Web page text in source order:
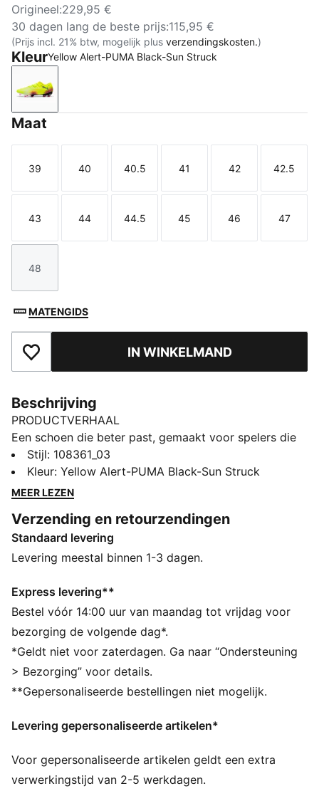
Origineel:229,95 €
30 dagen lang de beste prijs:115,95 €
(Prijs incl. 21% btw, mogelijk plus verzendingskosten.)
KleurYellow Alert-PUMA Black-Sun Struck
Yellow Alert-PUMA Black-Sun Struck
Maat
Maat
39
Maat
40
Maat
40.5
Maat
41
Maat
42
Maat
42.5
Maat
43
Maat
44
Maat
44.5
Maat
45
Maat
46
Maat
47
Maat
48
MATENGIDS
Toegevoegd aan favorietenIN WINKELMAND
Beschrijving
PRODUCTVERHAAL
Een schoen die beter past, gemaakt voor spelers die
het verschil maken. Spelmakers, laat je creativiteit de
vrije loop met FUTURE 8 ULTIMATE. Met een
nauwsluitend bovenwerk, PWRTAPE voor ultieme
wendbare bewegingen van 360 graden zijn deze
schoenen ontworpen voor spelers die klaar zijn om te
domineren. Draag ze met of zonder veters - het is
verleggen!
ALLE INS EN OUTS
Bovenwerk gemaakt van ten minste 20% gerecyclede
materialen
PASVORM #1: Een zeer elastische basislaag op het
bovenwerk in combinatie met extra rekbaar breisel
dat als een tweede huid aanvoelt en zich dynamisch
PASVORM #2: Fuzionpods op het bovenwerk
beperken
PASVORM #3: PWRTAPE over de middenvoet voor
Stijl: 108361_03
Kleur: Yellow Alert-PUMA Black-Sun Struck
MEER LEZEN
Verzending en retourzendingen
Standaard levering
Levering meestal binnen 1-3 dagen.
Express levering**
Bestel vóór 14:00 uur van maandag tot vrijdag voor
bezorging de volgende dag*.
*Geldt niet voor zaterdagen. Ga naar “Ondersteuning
> Bezorging” voor details.
**Gepersonaliseerde bestellingen niet mogelijk.
Levering gepersonaliseerde artikelen*
Voor gepersonaliseerde artikelen geldt een extra
verwerkingstijd van 2-5 werkdagen.